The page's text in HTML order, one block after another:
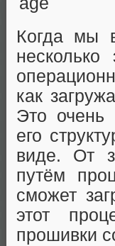
Когда мы
как
Это очень
его
виде. От
путём
сможет
этот
прошивки